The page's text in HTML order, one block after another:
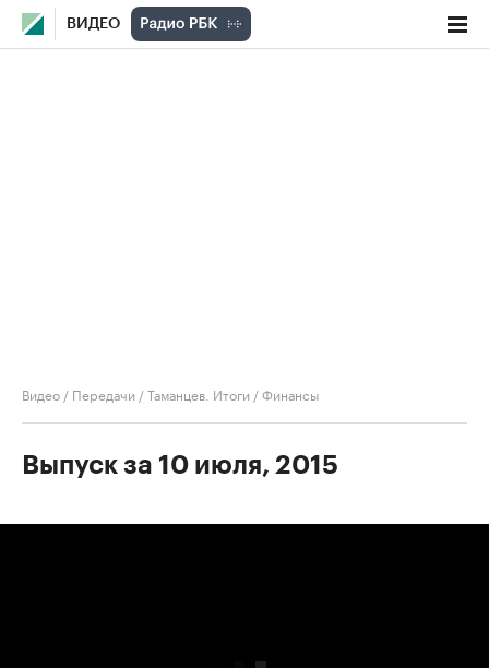
ВИДЕО
Видео / Передачи /Таманцев. Итоги /Финансы
Выпуск за 10 июля, 2015